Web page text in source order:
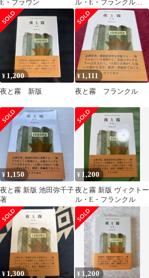
E・ブラウン
ル・E・フランクル
美品
¥ 1,200
夜と霧 新版
¥ 1,111
夜と霧 フランクル
¥ 1,150
夜と霧 新版 池田弥千子
著
¥ 1,200
夜と霧 新版 ヴィクトー
ル・E・フランクル
¥ 1,300 ¥ 1,200